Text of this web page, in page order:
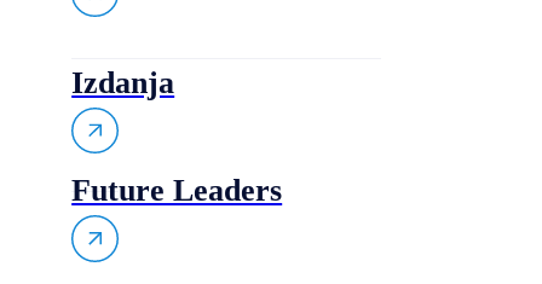
Izdanja
Future Leaders